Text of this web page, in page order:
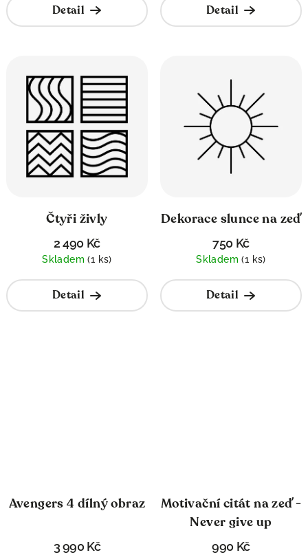
Detail Detail
Čtyři živly
2 490 Kč
Skladem(1 ks)
Detail
Dekorace slunce na zeď
750 Kč
Skladem(1 ks)
Detail
Avengers 4 dílný obraz
3 990 Kč
Motivační citát na zeď -
Never give up
990 Kč